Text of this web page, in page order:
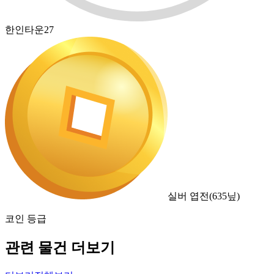
한인타운27
실버 엽전(635닢)
코인 등급
관련 물건 더보기